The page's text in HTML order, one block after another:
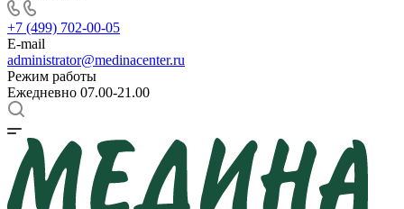
+7 (499) 702-00-05
E-mail
administrator@medinacenter.ru
Режим работы
Ежедневно 07.00-21.00